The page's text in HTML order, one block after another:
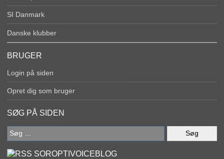
SI Danmark
Danske klubber
BRUGER
Login på siden
Opret dig som bruger
SØG PÅ SIDEN
Søg
efter:
SOROPTIVOICEBLOG